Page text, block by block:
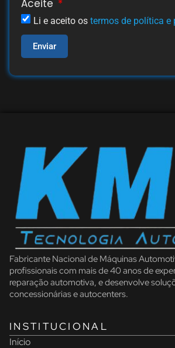
Aceite
Li e aceito os termos de política e
Enviar
Fabricante Nacional de Máquinas
profissionais com mais de 40 anos de
reparação automotiva, e desenvolve
concessionárias e autocenters.
INSTITUCIONAL
Início